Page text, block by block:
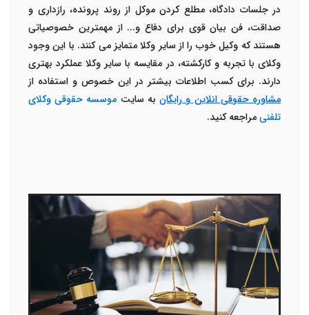
در جلسات دادگاه، مطلع کردن موکل از روند پرونده، رازداری و
صداقت، فن بیان قوی برای دفاع و... از مهمترین خصوصیاتی
هستند که وکیل خوب را از سایر وکلا متمایز می کنند. با این وجود
وکلای با تجربه و کارکشته، در مقایسه با سایر وکلا عملکرد بهتری
دارند. برای کسب اطلاعات بیشتر در این خصوص و استفاده از
مشاوره حقوقی انلاین و رایگانبه سایت موسسه حقوقی وکلای
تلفنیمراجعه کنید.